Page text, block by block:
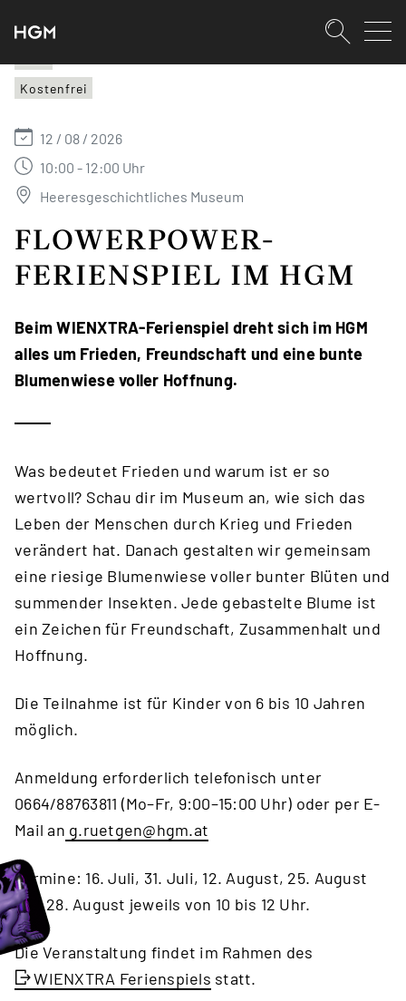
SKIPLINKS
Kostenfrei
12 / 08 / 2026
10:00 - 12:00 Uhr
Heeresgeschichtliches Museum
FLOWERPOWER-
FERIENSPIEL IM HGM
Beim WIENXTRA-Ferienspiel dreht sich im HGM
alles um Frieden, Freundschaft und eine bunte
Blumenwiese voller Hoffnung.
Was bedeutet Frieden und warum ist er so
wertvoll? Schau dir im Museum an, wie sich das
Leben der Menschen durch Krieg und Frieden
verändert hat. Danach gestalten wir gemeinsam
eine riesige Blumenwiese voller bunter Blüten und
summender Insekten. Jede gebastelte Blume ist
ein Zeichen für Freundschaft, Zusammenhalt und
Hoffnung.
Die Teilnahme ist für Kinder von 6 bis 10 Jahren
möglich.
Anmeldung erforderlich telefonisch unter
0664/88763811 (Mo–Fr, 9:00–15:00 Uhr) oder per E-
Mail an g.ruetgen@hgm.at
Termine: 16. Juli, 31. Juli, 12. August, 25. August
und 28. August jeweils von 10 bis 12 Uhr.
Die Veranstaltung findet im Rahmen des
WIENXTRA Ferienspiels statt.